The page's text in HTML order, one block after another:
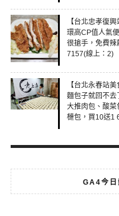
【台北忠孝復
環高CP值人氣
很搶手，免費辣
7157(線上：2)
【台北永春站
麵包子就回不去
大推肉包、酸菜
槤包，買10送1
GA4今日